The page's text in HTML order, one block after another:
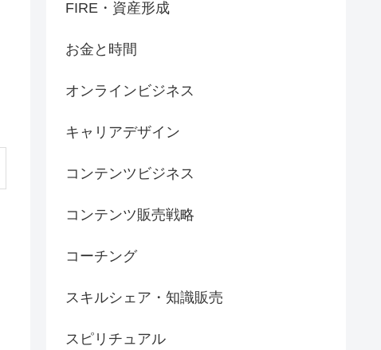
FIRE・資産形成
お金と時間
オンラインビジネス
キャリアデザイン
コンテンツビジネス
コンテンツ販売戦略
コーチング
スキルシェア・知識販売
スピリチュアル